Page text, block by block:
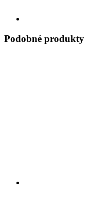
Podobné produkty